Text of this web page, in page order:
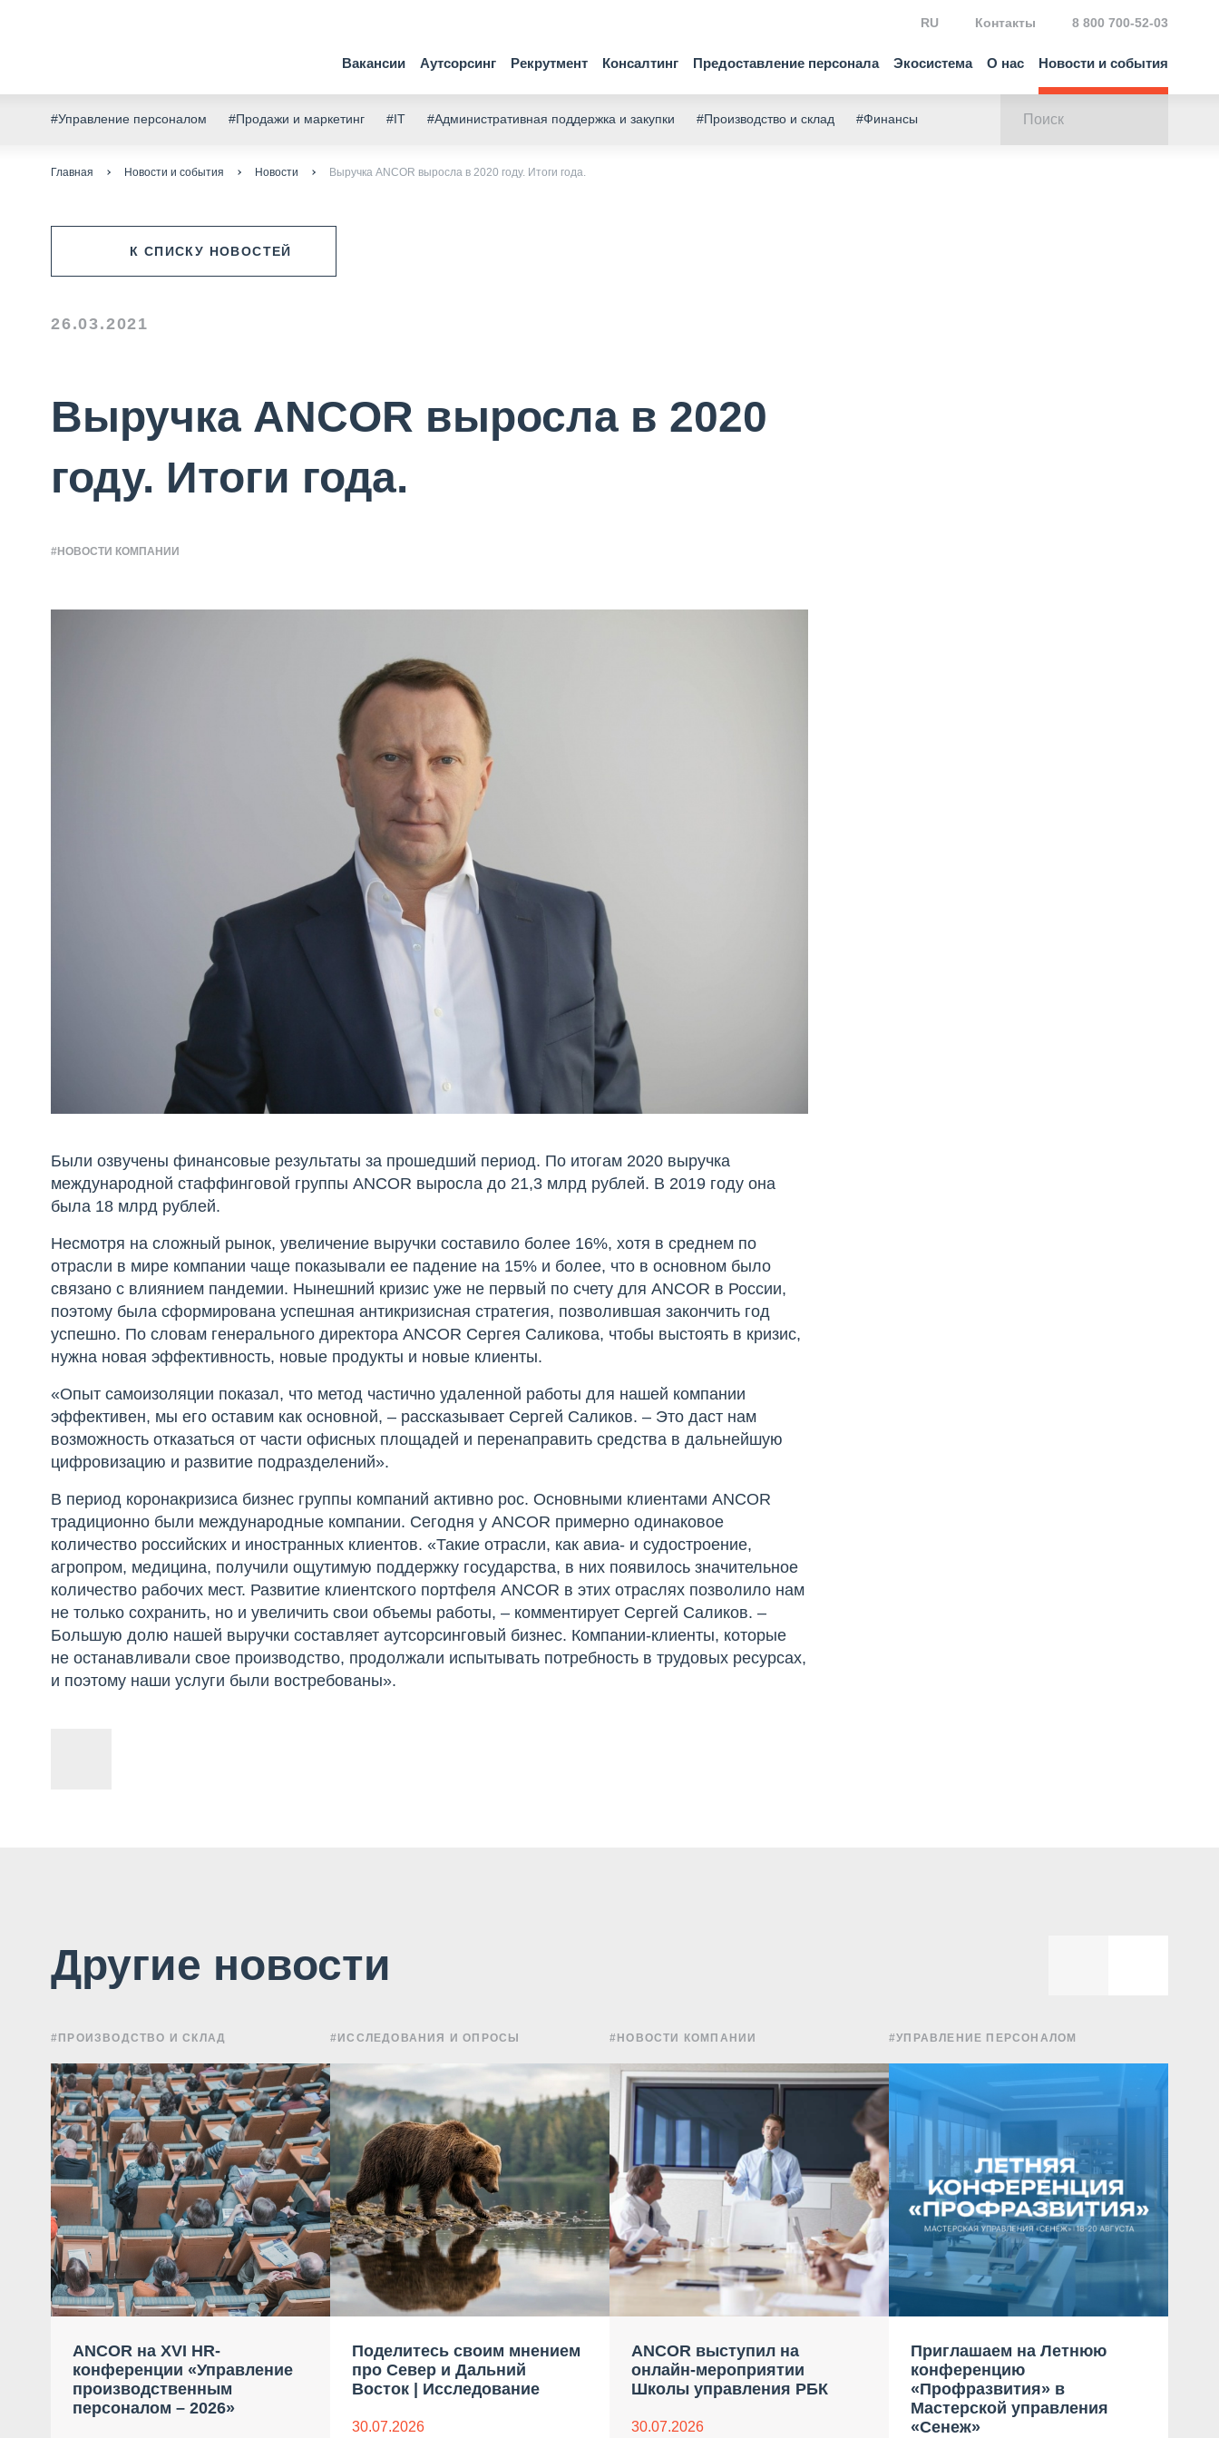
Вакансии Аутсорсинг Рекрутмент Консалтинг Предоставление персонала Экосистема О нас Новости и события
RU Контакты 8 800 700-52-03
#Управление персоналом #Продажи и маркетинг #IT #Административная поддержка и закупки #Производство и склад #Финансы
Главная Новости и события Новости Выручка ANCOR выросла в 2020 году. Итоги года.
К СПИСКУ НОВОСТЕЙ
26.03.2021
Выручка ANCOR выросла в 2020
году. Итоги года.
#НОВОСТИ КОМПАНИИ
Были озвучены финансовые результаты за прошедший период. По итогам 2020 выручка
международной стаффинговой группы ANCOR выросла до 21,3 млрд рублей. В 2019 году она
была 18 млрд рублей.
Несмотря на сложный рынок, увеличение выручки составило более 16%, хотя в среднем по
отрасли в мире компании чаще показывали ее падение на 15% и более, что в основном было
связано с влиянием пандемии. Нынешний кризис уже не первый по счету для ANCOR в России,
поэтому была сформирована успешная антикризисная стратегия, позволившая закончить год
успешно. По словам генерального директора ANCOR Сергея Саликова, чтобы выстоять в кризис,
нужна новая эффективность, новые продукты и новые клиенты.
«Опыт самоизоляции показал, что метод частично удаленной работы для нашей компании
эффективен, мы его оставим как основной, – рассказывает Сергей Саликов. – Это даст нам
возможность отказаться от части офисных площадей и перенаправить средства в дальнейшую
цифровизацию и развитие подразделений».
В период коронакризиса бизнес группы компаний активно рос. Основными клиентами ANCOR
традиционно были международные компании. Сегодня у ANCOR примерно одинаковое
количество российских и иностранных клиентов. «Такие отрасли, как авиа- и судостроение,
агропром, медицина, получили ощутимую поддержку государства, в них появилось значительное
количество рабочих мест. Развитие клиентского портфеля ANCOR в этих отраслях позволило нам
не только сохранить, но и увеличить свои объемы работы, – комментирует Сергей Саликов. –
Большую долю нашей выручки составляет аутсорсинговый бизнес. Компании-клиенты, которые
не останавливали свое производство, продолжали испытывать потребность в трудовых ресурсах,
и поэтому наши услуги были востребованы».
Другие новости
#ПРОИЗВОДСТВО И СКЛАД
ANCOR на XVI HR-
конференции «Управление
производственным
персоналом – 2026»
#ИССЛЕДОВАНИЯ И ОПРОСЫ
Поделитесь своим мнением
про Север и Дальний
Восток | Исследование
30.07.2026
#НОВОСТИ КОМПАНИИ
ANCOR выступил на
онлайн-мероприятии
Школы управления РБК
30.07.2026
#УПРАВЛЕНИЕ ПЕРСОНАЛОМ
Приглашаем на Летнюю
конференцию
«Профразвития» в
Мастерской управления
«Сенеж»